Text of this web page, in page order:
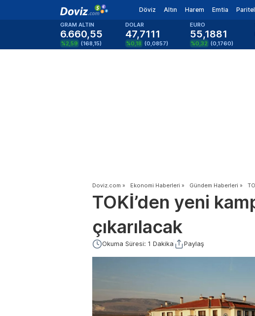
Döviz Altın Harem Emtia
GRAM ALTIN
6.660,55
%2,59 (168,15)
DOLAR
47,7111
%0,18 (0,0857)
EURO
55,1881
%0,32 (0,1760)
Doviz.com » Ekonomi Haberleri » Gündem Haberleri »
TOKİ’den yeni
çıkarılacak
Okuma Süresi: 1 Dakika Paylaş